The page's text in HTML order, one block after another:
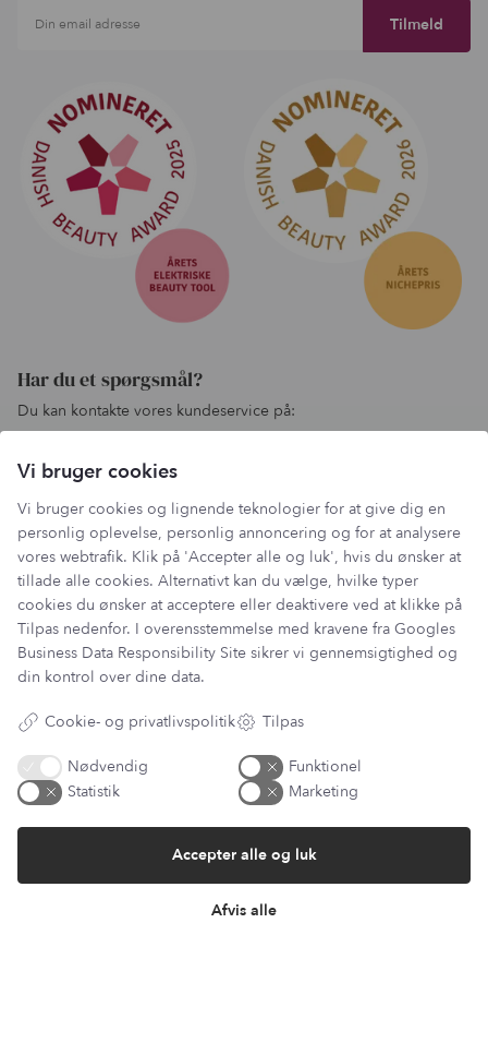
Har du et spørgsmål?
Du kan kontakte vores kundeservice på:
Telefon & mail besvares I tidsrummet:
+45 60 13 27 49
Information
Min Konto
Handelsbetingelser
Returnering & ombytning
Persondatapolitik
Om os
Sitemap
Fortryd køb
Din email adresse
Vi bruger cookies
Vi bruger cookies og lignende teknologier for at give dig en
personlig oplevelse, personlig annoncering og for at analysere
vores webtrafik. Klik på 'Accepter alle og luk', hvis du ønsker at
tillade alle cookies. Alternativt kan du vælge, hvilke typer
cookies du ønsker at acceptere eller deaktivere ved at klikke på
Tilpas nedenfor. I overensstemmelse med kravene fra Googles
Business Data Responsibility Site sikrer vi gennemsigtighed og
din kontrol over dine data.
Cookie- og privatlivspolitik Tilpas
Nødvendig
Funktionel
Statistik
Marketing
Afvis alle
Accepter alle og luk